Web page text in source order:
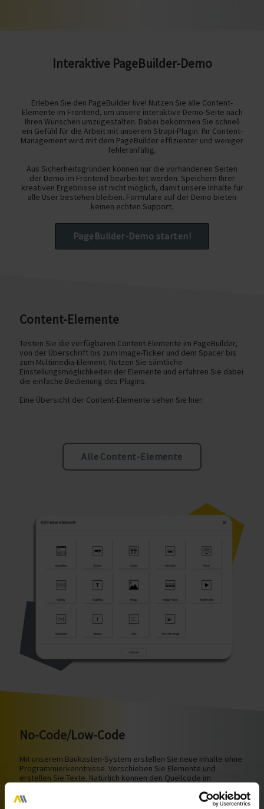
Interaktive PageBuilder-Demo
Erleben Sie den PageBuilder live! Nutzen Sie alle Content-
Elemente im Frontend, um unsere interaktive Demo-Seite nach
Ihren Wünschen umzugestalten. Dabei bekommen Sie schnell
ein Gefühl für die Arbeit mit unserem Strapi-Plugin. Ihr Content-
Management wird mit dem PageBuilder effizienter und weniger
fehleranfällig.
Aus Sicherheitsgründen können nur die vorhandenen Seiten
der Demo im Frontend bearbeitet werden. Speichern Ihrer
kreativen Ergebnisse ist nicht möglich, damit unsere Inhalte für
alle User bestehen bleiben. Formulare auf der Demo bieten
keinen echten Support.
PageBuilder-Demo starten!
Content-Elemente
Testen Sie die verfügbaren Content-Elemente im PageBuilder,
von der Überschrift bis zum Image-Ticker und dem Spacer bis
zum Multimedia-Element. Nutzen Sie sämtliche
Einstellungsmöglichkeiten der Elemente und erfahren Sie dabei
die einfache Bedienung des Plugins.
Eine Übersicht der Content-Elemente sehen Sie hier:
Alle Content-Elemente
No-Code/Low-Code
Mit unserem Baukasten-System erstellen Sie neue Inhalte ohne
Programmierkenntnisse. Verschieben Sie Elemente und
erstellen Sie Texte. Natürlich können den Quellcode im
Individualisierung haben.